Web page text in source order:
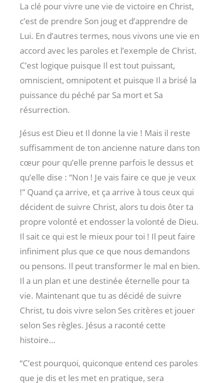
La clé pour vivre une vie de victoire en Christ,
c’est de prendre Son joug et d’apprendre de
Lui. En d’autres termes, nous vivons une vie en
accord avec les paroles et l’exemple de Christ.
C’est logique puisque Il est tout puissant,
omniscient, omnipotent et puisque Il a brisé la
puissance du péché par Sa mort et Sa
résurrection.
Jésus est Dieu et Il donne la vie ! Mais il reste
suffisamment de ton ancienne nature dans ton
cœur pour qu’elle prenne parfois le dessus et
qu’elle dise : “Non ! Je vais faire ce que je veux
!” Quand ça arrive, et ça arrive à tous ceux qui
décident de suivre Christ, alors tu dois ôter ta
propre volonté et endosser la volonté de Dieu.
Il sait ce qui est le mieux pour toi ! Il peut faire
infiniment plus que ce que nous demandons
ou pensons. Il peut transformer le mal en bien.
Il a un plan et une destinée éternelle pour ta
vie. Maintenant que tu as décidé de suivre
Christ, tu dois vivre selon Ses critères et jouer
selon Ses règles. Jésus a raconté cette
histoire…
“C’est pourquoi, quiconque entend ces paroles
que je dis et les met en pratique, sera